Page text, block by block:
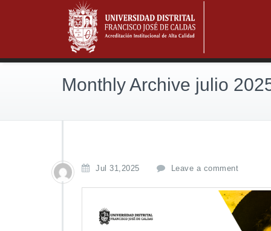
Monthly Archive julio
Jul 31,2025 Leave a comment